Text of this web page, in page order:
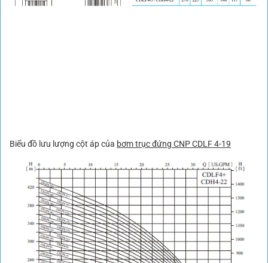
Biểu đồ lưu lượng cột áp của bơm trục đứng CNP CDLF 4-19